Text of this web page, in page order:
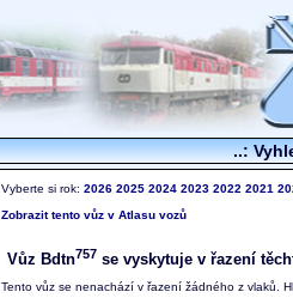
..:
Vyberte si rok: 2026 2025 2024 2023 2022 2021
Zobrazit tento vůz v Atlasu vozů
Vůz Bdtn757 se vyskytuje v řazení
Tento vůz se nenachází v řazení žádného z vlaků.